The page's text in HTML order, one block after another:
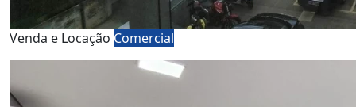
Venda e Locação Comercial